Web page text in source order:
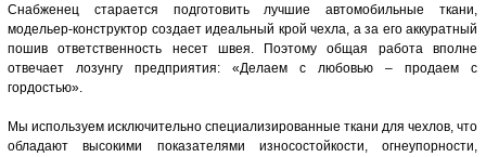
Снабженец старается подготовить лучшие автомобильные ткани,
модельер-конструктор создает идеальный крой чехла, а за его аккуратный
пошив ответственность несет швея. Поэтому общая работа вполне
отвечает лозунгу предприятия: «Делаем с любовью – продаем с
гордостью».
Мы используем исключительно специализированные ткани для чехлов, что
обладают высокими показателями износостойкости, огнеупорности,